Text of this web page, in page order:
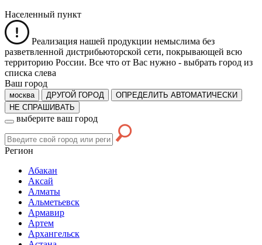
Населенный пункт
Реализация нашей продукции немыслима без
разветвленной дистрибьюторской сети, покрывающей всю
территорию России. Все что от Вас нужно - выбрать город из
списка слева
Ваш город
москва ДРУГОЙ ГОРОД
ОПРЕДЕЛИТЬ АВТОМАТИЧЕСКИ
НЕ СПРАШИВАТЬ
выберите ваш город
Регион
Абакан
Аксай
Алматы
Альметьевск
Армавир
Артем
Архангельск